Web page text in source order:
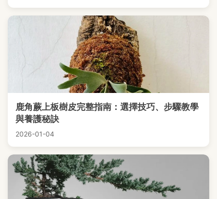
鹿角蕨上板樹皮完整指南：選擇技巧、步驟教學
與養護秘訣
2026-01-04